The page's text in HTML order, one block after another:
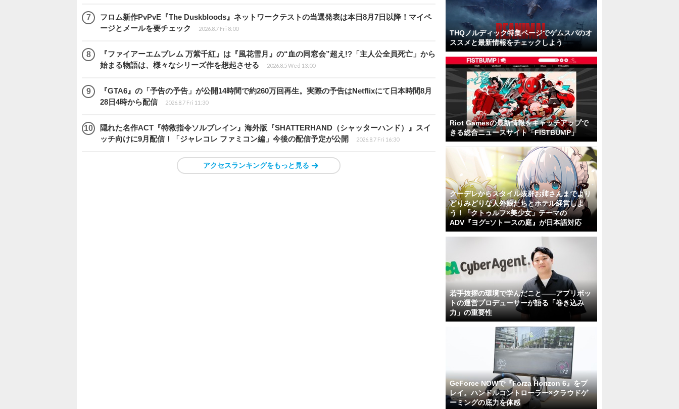
フロム新作PvPvE『The Duskbloods』ネットワークテストの当選発表は本日8月7日以降！マイペ
ージとメールを要チェック
2026.8.7 Fri 8:00
『ファイアーエムブレム 万紫千紅』は『風花雪月』の“血の同窓会”超え!?「主人公全員死亡」から
始まる物語は、様々なシリーズ作を想起させる
2026.8.5 Wed 13:00
『GTA6』の「予告の予告」が公開14時間で約260万回再生。実際の予告はNetflixにて日本時間8月
28日4時から配信
2026.8.7 Fri 11:30
隠れた名作ACT『特救指令ソルブレイン』海外版『SHATTERHAND（シャッターハンド）』スイ
ッチ向けに9月配信！「ジャレコレ ファミコン編」今後の配信予定が公開
2026.8.7 Fri 16:30
アクセスランキングをもっと見る
THQノルディック特集ページでゲムスパのオ
ススメと最新情報をチェックしよう
Riot Gamesの最新情報をキャッチアップで
きる総合ニュースサイト「FISTBUMP」
クーデレからスタイル抜群お姉さんまでより
どりみどりな人外娘たちとホテル経営しよ
う！「クトゥルフ×美少女」テーマの
ADV『ヨグ=ソトースの庭』が日本語対応
若手抜擢の環境で学んだこと――アプリボッ
トの運営プロデューサーが語る「巻き込み
力」の重要性
GeForce NOWで『Forza Horizon 6』をプ
レイ。ハンドルコントローラー×クラウドゲ
ーミングの底力を体感